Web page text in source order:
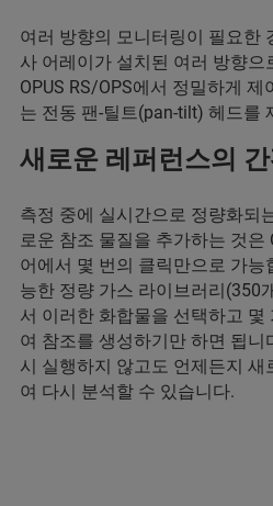
여러 방향의 모니터링이 필요한
사 어레이가 설치된 여러 방향으
OPUS RS/OPS에서 정밀하게
는 전동 팬-틸트(pan-tilt) 헤드를
새로운 레퍼런스의
측정 중에 실시간으로 정량화되
로운 참조 물질을 추가하는 것은
어에서 몇 번의 클릭만으로 가
능한 정량 가스 라이브러리(350
서 이러한 화합물을 선택하고
여 참조를 생성하기만 하면 됩
시 실행하지 않고도 언제든지
여 다시 분석할 수 있습니다.